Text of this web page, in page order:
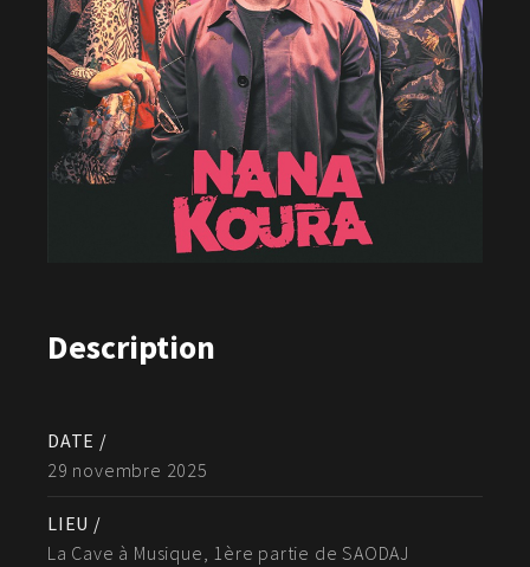
Description
DATE /
29 novembre 2025
LIEU /
La Cave à Musique, 1ère partie de SAODAJ